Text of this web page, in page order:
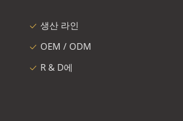
생산 라인
OEM / ODM
R & D에